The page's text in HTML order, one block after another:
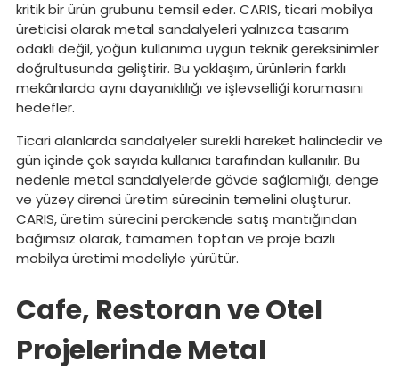
kritik bir ürün grubunu temsil eder. CARIS, ticari mobilya
üreticisi olarak metal sandalyeleri yalnızca tasarım
odaklı değil, yoğun kullanıma uygun teknik gereksinimler
doğrultusunda geliştirir. Bu yaklaşım, ürünlerin farklı
mekânlarda aynı dayanıklılığı ve işlevselliği korumasını
hedefler.
Ticari alanlarda sandalyeler sürekli hareket halindedir ve
gün içinde çok sayıda kullanıcı tarafından kullanılır. Bu
nedenle metal sandalyelerde gövde sağlamlığı, denge
ve yüzey direnci üretim sürecinin temelini oluşturur.
CARIS, üretim sürecini perakende satış mantığından
bağımsız olarak, tamamen toptan ve proje bazlı
mobilya üretimi modeliyle yürütür.
Cafe, Restoran ve Otel
Projelerinde Metal